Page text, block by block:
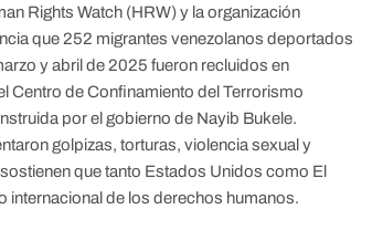
Rights Watch (HRW) y la organización
que 252 migrantes venezolanos deportados
y abril de 2025 fueron recluidos en
Centro de Confinamiento del Terrorismo
por el gobierno de Nayib Bukele.
golpizas, torturas, violencia sexual y
que tanto Estados Unidos como El
internacional de los derechos humanos.